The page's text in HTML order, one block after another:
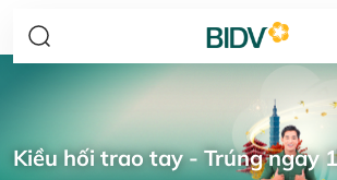
Kiều hối trao tay - Trúng ngay